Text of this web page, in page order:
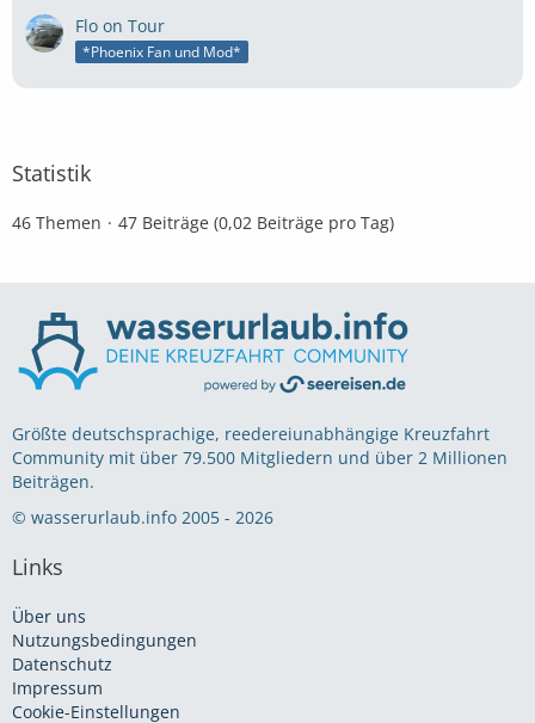
Flo on Tour
*Phoenix Fan und Mod*
Statistik
46 Themen 47 Beiträge (0,02 Beiträge pro Tag)
Größte deutschsprachige, reedereiunabhängige Kreuzfahrt
Community mit über 79.500 Mitgliedern und über 2 Millionen
Beiträgen.
© wasserurlaub.info 2005 - 2026
Links
Über uns
Nutzungsbedingungen
Datenschutz
Impressum
Cookie-Einstellungen